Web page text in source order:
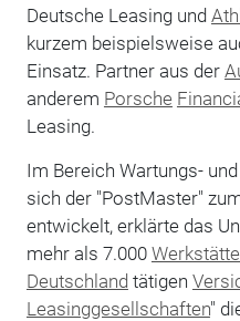
Deutsche Leasing und
kurzem beispielsweise
Einsatz. Partner aus der
anderem Porsche
Leasing.
Im Bereich Wartungs- und
sich der "PostMaster"
entwickelt, erklärte das
mehr als 7.000
Deutschland tätigen
Leasinggesellschaften"